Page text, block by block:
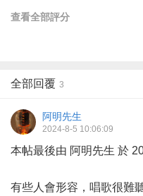
查看全部評分
全部回覆 3
阿明先生
2024-8-5 10:06:09
本帖最後由 阿明先生 於
有些人會形容，唱歌很難